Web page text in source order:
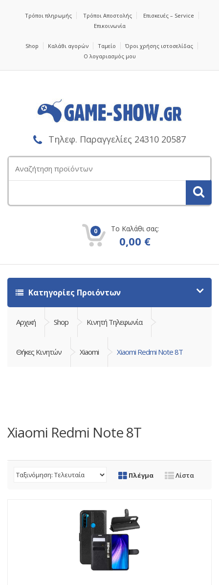
Τρόποι πληρωμής Τρόποι Αποστολής
Επισκευές – Service
Επικοινωνία
Shop Καλάθι αγορών Ταμείο
Όροι χρήσης ιστοσελίδας
Ο λογαριασμός μου
Τηλεφ. Παραγγελίες 24310 20587
για:
0 Το Καλάθι σας:
0,00 €
Κατηγορίες Προιόντων
Αρχική Shop Κινητή Τηλεφωνία
Θήκες Κινητών Xiaomi Xiaomi Redmi Note 8T
Xiaomi Redmi Note 8T
Πλέγμα Λίστα